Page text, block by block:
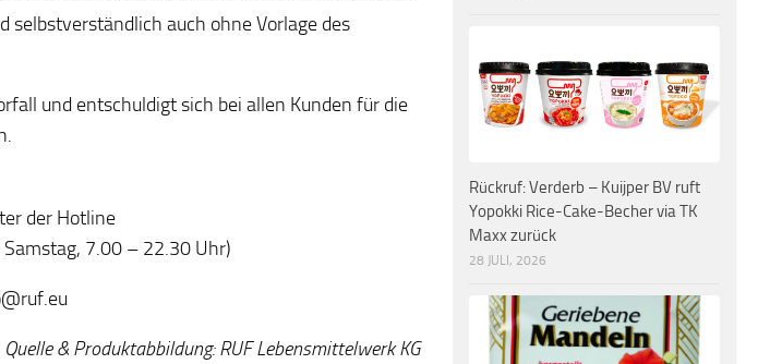
selbstverständlich auch ohne Vorlage des
und entschuldigt sich bei allen Kunden für die
der Hotline
7.00 – 22.30 Uhr)
Quelle & Produktabbildung: RUF Lebensmittelwerk KG
Rückruf: Verderb – Kuijper BV ruft
Yopokki Rice-Cake-Becher via TK
Maxx zurück
28 JULI, 2026